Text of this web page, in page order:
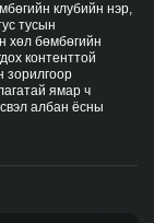
клубийн нэр,
тусын
хөл бөмбөгийн
контенттой
зорилгоор
ямар ч
албан ёсны